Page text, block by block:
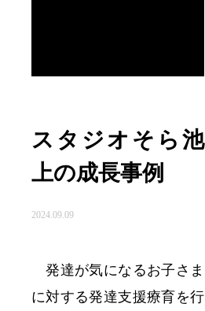
スタジオそら池
上の成長事例
2024.09.09
発達が気になるお子さま
に対する発達支援療育を行